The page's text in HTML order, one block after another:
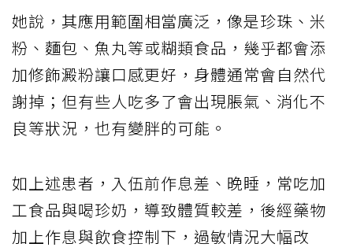
她說，其應用範圍相當廣泛，像是珍珠、米
粉、麵包、魚丸等或糊類食品，幾乎都會添
加修飾澱粉讓口感更好，身體通常會自然代
謝掉；但有些人吃多了會出現脹氣、消化不
良等狀況，也有變胖的可能。
如上述患者，入伍前作息差、晚睡，常吃加
工食品與喝珍奶，導致體質較差，後經藥物
加上作息與飲食控制下，過敏情況大幅改